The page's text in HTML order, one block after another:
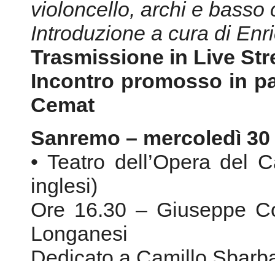
Sanremo – mercoledì
• Teatro dell’Opera del
inglesi)
Ore 16.30 – Giuseppe
Longanesi
Dedicato a Camillo
Ore 17.00 – La Riforma
Musiche di Mendelssohn
Direttore M° Nurhan
Orchestra Sinfonica di